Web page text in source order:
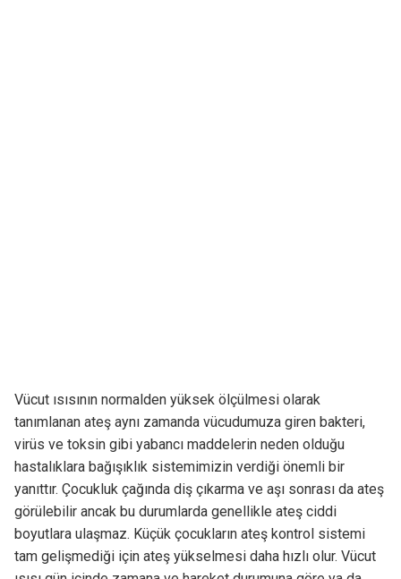
Vücut ısısının normalden yüksek ölçülmesi olarak
tanımlanan ateş aynı zamanda vücudumuza giren bakteri,
virüs ve toksin gibi yabancı maddelerin neden olduğu
hastalıklara bağışıklık sistemimizin verdiği önemli bir
yanıttır. Çocukluk çağında diş çıkarma ve aşı sonrası da ateş
görülebilir ancak bu durumlarda genellikle ateş ciddi
boyutlara ulaşmaz. Küçük çocukların ateş kontrol sistemi
tam gelişmediği için ateş yükselmesi daha hızlı olur. Vücut